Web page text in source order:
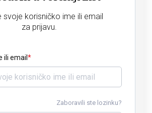
svoje korisničko ime ili email
za prijavu.
ili email
Zaboravili ste lozinku?